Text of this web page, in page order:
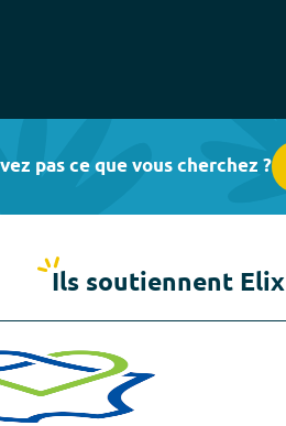
pas ce que vous cherchez ?
Ils soutiennent Elix